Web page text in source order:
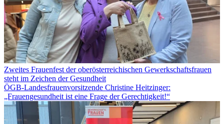
Zweites Frauenfest der oberösterreichischen Gewerkschaftsfrauen
steht im Zeichen der Gesundheit
ÖGB-Landesfrauenvorsitzende Christine Heitzinger:
„Frauengesundheit ist eine Frage der Gerechtigkeit!“